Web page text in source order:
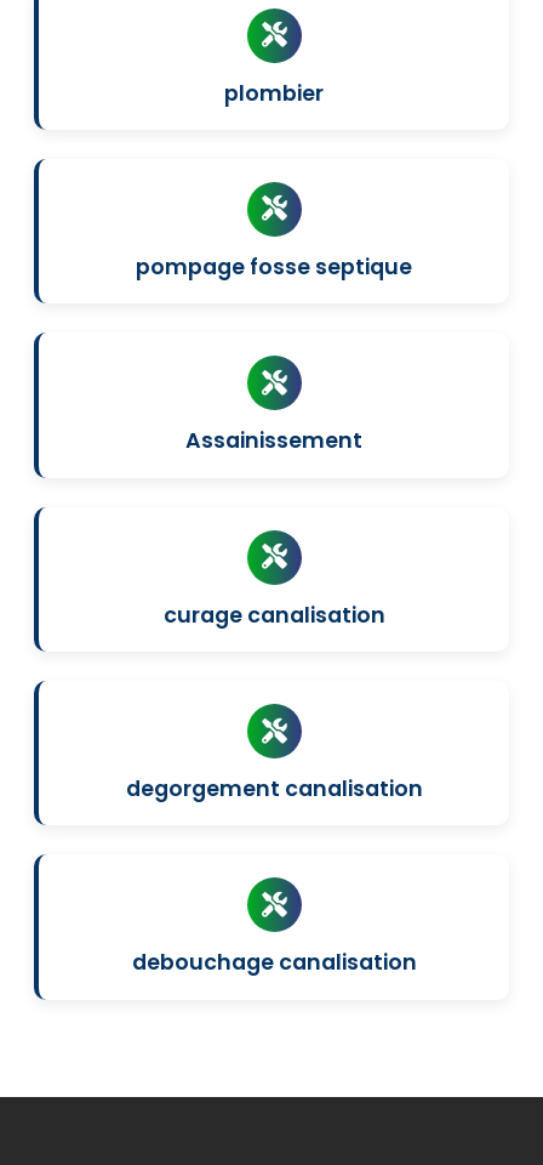
plombier
pompage fosse septique
Assainissement
curage canalisation
degorgement canalisation
debouchage canalisation